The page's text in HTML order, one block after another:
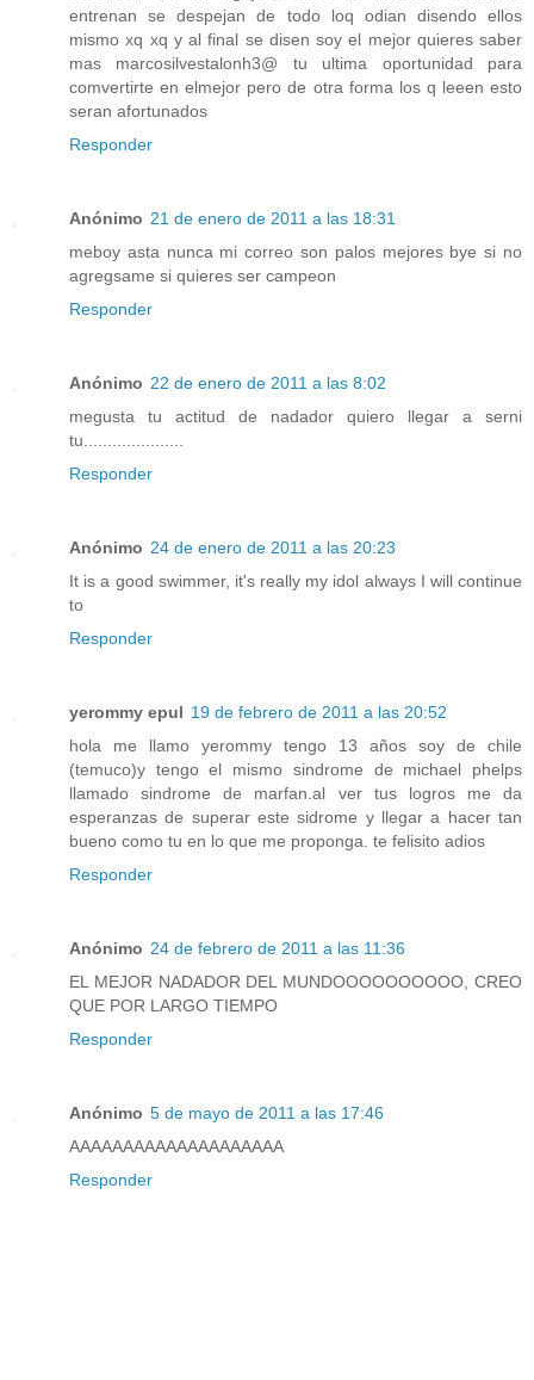
entrenan se despejan de todo loq odian disendo ellos
mismo xq xq y al final se disen soy el mejor quieres saber
mas marcosilvestalonh3@ tu ultima oportunidad para
comvertirte en elmejor pero de otra forma los q leeen esto
seran afortunados
Responder
Anónimo 21 de enero de 2011 a las 18:31
meboy asta nunca mi correo son palos mejores bye si no
agregsame si quieres ser campeon
Responder
Anónimo 22 de enero de 2011 a las 8:02
megusta tu actitud de nadador quiero llegar a serni
tu.....................
Responder
Anónimo 24 de enero de 2011 a las 20:23
It is a good swimmer, it's really my idol always I will continue
to
Responder
yerommy epul 19 de febrero de 2011 a las 20:52
hola me llamo yerommy tengo 13 años soy de chile
(temuco)y tengo el mismo sindrome de michael phelps
llamado sindrome de marfan.al ver tus logros me da
esperanzas de superar este sidrome y llegar a hacer tan
bueno como tu en lo que me proponga. te felisito adios
Responder
Anónimo 24 de febrero de 2011 a las 11:36
EL MEJOR NADADOR DEL MUNDOOOOOOOOOO, CREO
QUE POR LARGO TIEMPO
Responder
Anónimo 5 de mayo de 2011 a las 17:46
AAAAAAAAAAAAAAAAAAAA
Responder